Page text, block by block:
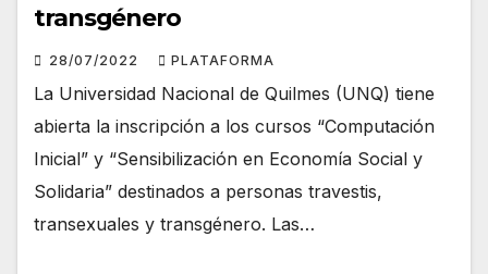
transgénero
28/07/2022 PLATAFORMA
La Universidad Nacional de Quilmes (UNQ) tiene
abierta la inscripción a los cursos “Computación
Inicial” y “Sensibilización en Economía Social y
Solidaria” destinados a personas travestis,
transexuales y transgénero. Las…